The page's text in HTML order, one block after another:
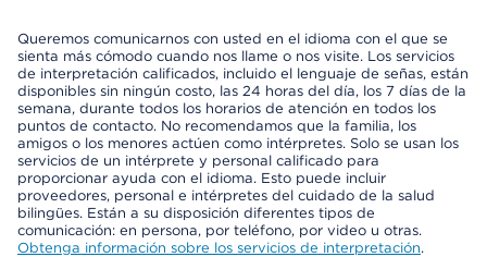
Queremos comunicarnos con usted en el idioma con el que se
sienta más cómodo cuando nos llame o nos visite. Los servicios
de interpretación calificados, incluido el lenguaje de señas, están
disponibles sin ningún costo, las 24 horas del día, los 7 días de la
semana, durante todos los horarios de atención en todos los
puntos de contacto. No recomendamos que la familia, los
amigos o los menores actúen como intérpretes. Solo se usan los
servicios de un intérprete y personal calificado para
proporcionar ayuda con el idioma. Esto puede incluir
proveedores, personal e intérpretes del cuidado de la salud
bilingües. Están a su disposición diferentes tipos de
comunicación: en persona, por teléfono, por video u otras.
Obtenga información sobre los servicios de interpretación.